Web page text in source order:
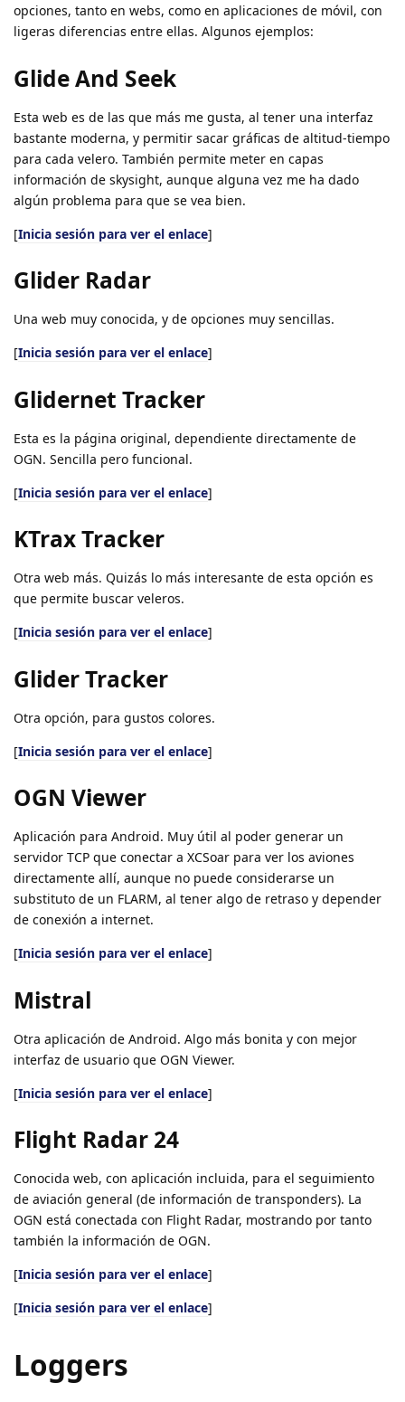
opciones, tanto en webs, como en aplicaciones de móvil, con
ligeras diferencias entre ellas. Algunos ejemplos:
Glide And Seek
Esta web es de las que más me gusta, al tener una interfaz
bastante moderna, y permitir sacar gráficas de altitud-tiempo
para cada velero. También permite meter en capas
información de skysight, aunque alguna vez me ha dado
algún problema para que se vea bien.
[Inicia sesión para ver el enlace]
Glider Radar
Una web muy conocida, y de opciones muy sencillas.
[Inicia sesión para ver el enlace]
Glidernet Tracker
Esta es la página original, dependiente directamente de
OGN. Sencilla pero funcional.
[Inicia sesión para ver el enlace]
KTrax Tracker
Otra web más. Quizás lo más interesante de esta opción es
que permite buscar veleros.
[Inicia sesión para ver el enlace]
Glider Tracker
Otra opción, para gustos colores.
[Inicia sesión para ver el enlace]
OGN Viewer
Aplicación para Android. Muy útil al poder generar un
servidor TCP que conectar a XCSoar para ver los aviones
directamente allí, aunque no puede considerarse un
substituto de un FLARM, al tener algo de retraso y depender
de conexión a internet.
[Inicia sesión para ver el enlace]
Mistral
Otra aplicación de Android. Algo más bonita y con mejor
interfaz de usuario que OGN Viewer.
[Inicia sesión para ver el enlace]
Flight Radar 24
Conocida web, con aplicación incluida, para el seguimiento
de aviación general (de información de transponders). La
OGN está conectada con Flight Radar, mostrando por tanto
también la información de OGN.
[Inicia sesión para ver el enlace]
[Inicia sesión para ver el enlace]
Loggers